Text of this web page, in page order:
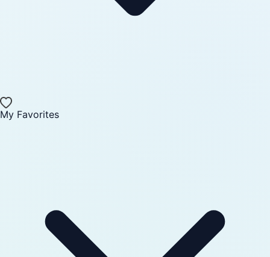
My Favorites